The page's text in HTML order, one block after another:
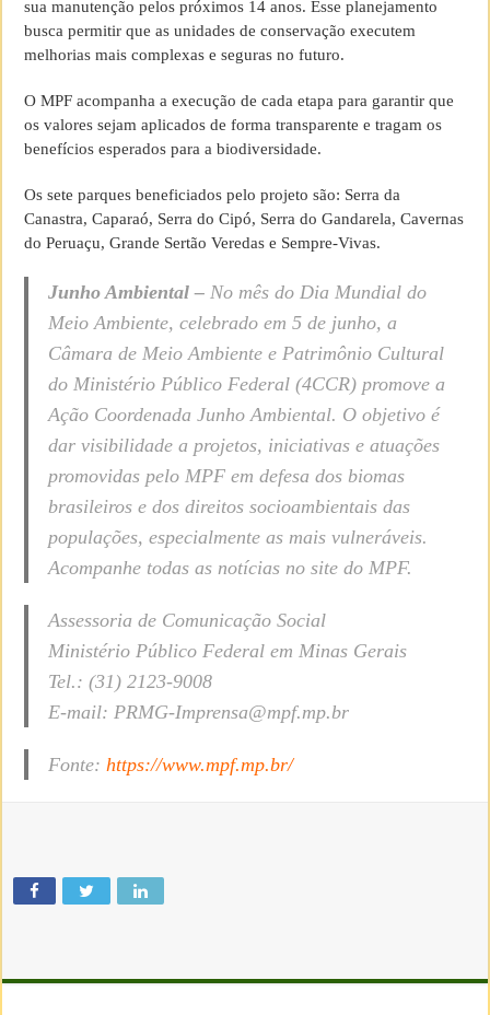
sua manutenção pelos próximos 14 anos. Esse planejamento
busca permitir que as unidades de conservação executem
melhorias mais complexas e seguras no futuro.
O MPF acompanha a execução de cada etapa para garantir que
os valores sejam aplicados de forma transparente e tragam os
benefícios esperados para a biodiversidade.
Os sete parques beneficiados pelo projeto são: Serra da
Canastra, Caparaó, Serra do Cipó, Serra do Gandarela, Cavernas
do Peruaçu, Grande Sertão Veredas e Sempre-Vivas.
Junho Ambiental – No mês do Dia Mundial do
Meio Ambiente, celebrado em 5 de junho, a
Câmara de Meio Ambiente e Patrimônio Cultural
do Ministério Público Federal (4CCR) promove a
Ação Coordenada Junho Ambiental. O objetivo é
dar visibilidade a projetos, iniciativas e atuações
promovidas pelo MPF em defesa dos biomas
brasileiros e dos direitos socioambientais das
populações, especialmente as mais vulneráveis.
Acompanhe todas as notícias no site do MPF.
Assessoria de Comunicação Social
Ministério Público Federal em Minas Gerais
Tel.: (31) 2123-9008
E-mail: PRMG-Imprensa@mpf.mp.br
Fonte:https://www.mpf.mp.br/